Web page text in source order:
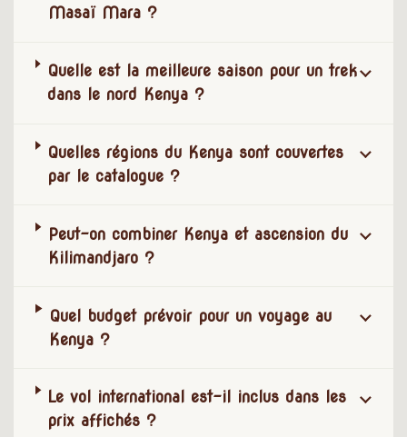
Masaï Mara ?
Quelle est la meilleure saison pour un trek
dans le nord Kenya ?
Quelles régions du Kenya sont couvertes
par le catalogue ?
Peut-on combiner Kenya et ascension du
Kilimandjaro ?
Quel budget prévoir pour un voyage au
Kenya ?
Le vol international est-il inclus dans les
prix affichés ?